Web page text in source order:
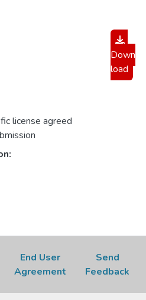
license agreed
Down
load
End User
Agreement
Send
Feedback